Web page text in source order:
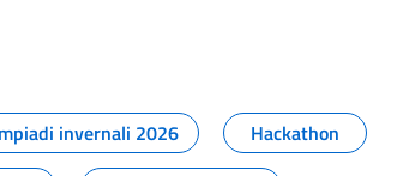
invernali 2026
Hackathon